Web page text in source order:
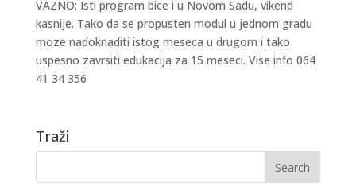
VAZNO: Isti program bice i u Novom Sadu, vikend
kasnije. Tako da se propusten modul u jednom gradu
moze nadoknaditi istog meseca u drugom i tako
uspesno zavrsiti edukacija za 15 meseci. Vise info 064
41 34 356
Traži